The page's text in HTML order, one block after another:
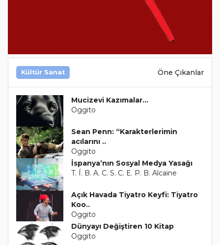
Kültür Sanat Öne Çıkanlar
Mucizevi Kazımalar...
Oggito
Sean Penn: “Karakterlerimin
acılarını ..
Oggito
İspanya’nın Sosyal Medya Yasağı
T. Í. B. A. C. S. C. E. P. B. Alcaine
Açık Havada Tiyatro Keyfi: Tiyatro
Koo..
Oggito
Dünyayı Değiştiren 10 Kitap
Oggito